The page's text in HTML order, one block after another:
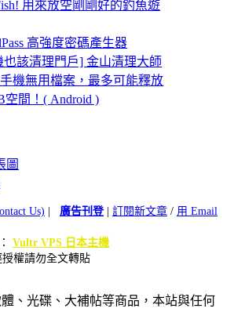
用來放空剛剛好的釣魚遊
高強度密碼產生器
也該清理門戶] 金山清理大師
機無用檔案，最多可能釋放
空間！( Android )
圖
Us) 廣告刊登| 訂閱新文章 / 用 Email
Vultr VPS 日本主機
權請勿全文轉貼
、光碟、大補帖等商品，本站與任何